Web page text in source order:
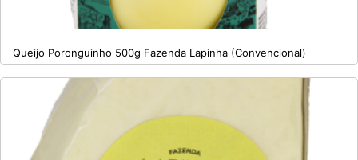
Queijo Poronguinho 500g Fazenda Lapinha (Convencional)